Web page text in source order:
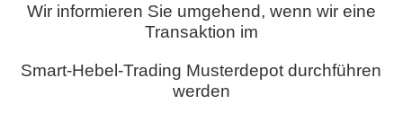
Wir informieren Sie umgehend, wenn wir eine
Transaktion im
Smart-Hebel-Trading Musterdepot durchführen
werden